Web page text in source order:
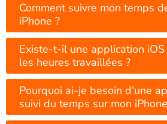
Comment suivre mon temps
iPhone ?
Existe-t-il une application
les heures travaillées ?
Pourquoi ai-je besoin d’une
suivi du temps sur mon